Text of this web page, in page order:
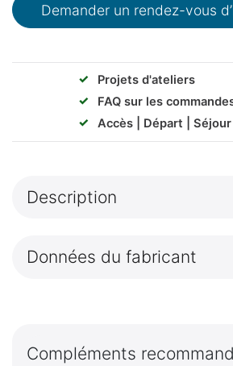
Demander un rendez-vous
✓
Projets d'ateliers
✓
FAQ sur les
✓
Accès | Départ | Séjour
Description
Données du fabricant
Compléments